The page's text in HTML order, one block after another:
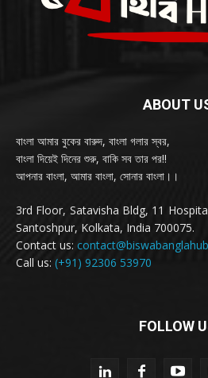
ABOUT
বাংলা আমার বুকের বারুদ, বাংলা গলার স্বর,
বাংলা দিয়েই দিনের শুরু, বাকি সব তার পর!!
আপনার বাংলা, আমার বাংলা, সোনার বাংলা।।
3rd Floor, Satavisha Bldg, 11
Santoshpur, Kolkata, India 700075.
Contact us:
Call us: (+91) 92306 53970
FOLLOW